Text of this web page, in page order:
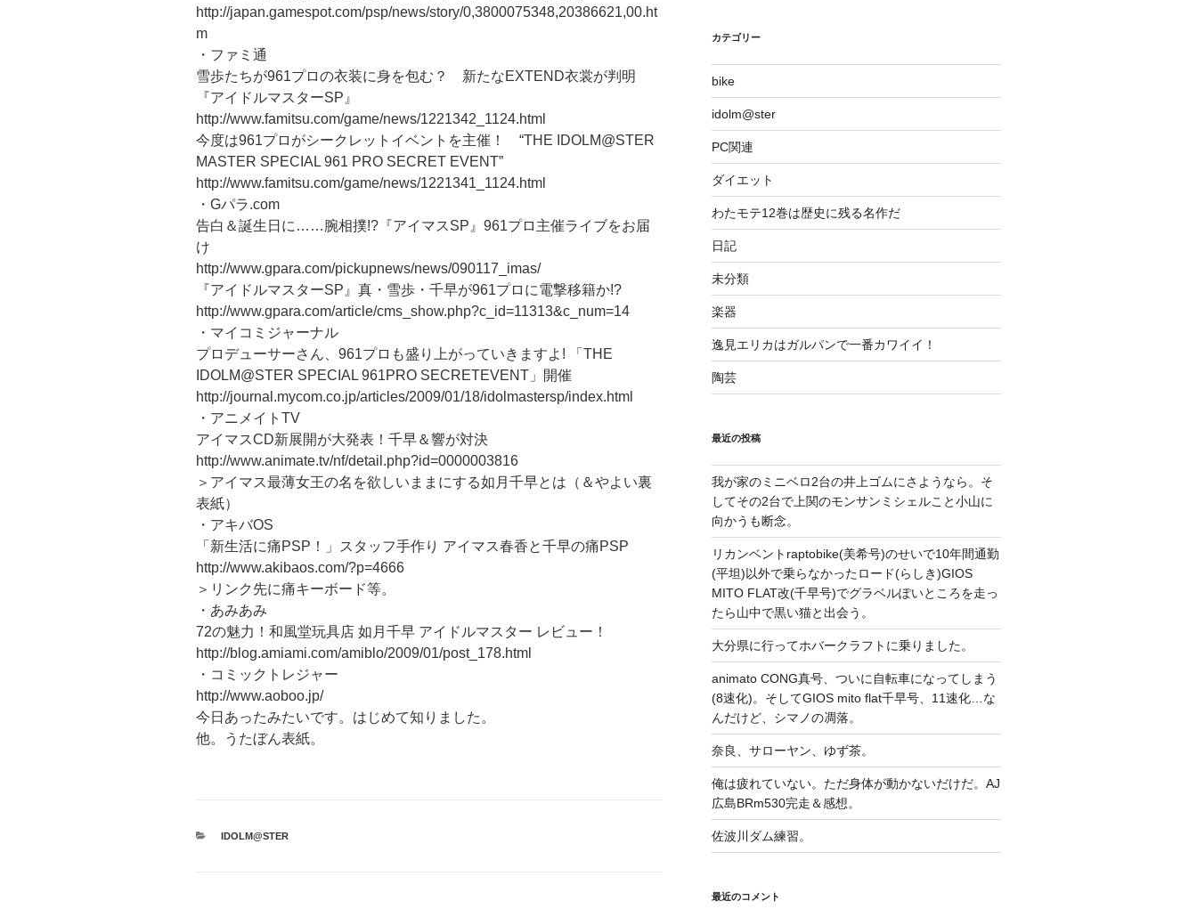
http://japan.gamespot.com/psp/news/story/0,3800075348,20386621,00.ht
m
・ファミ通
雪歩たちが961プロの衣装に身を包む？ 新たなEXTEND衣裳が判明
『アイドルマスターSP』
http://www.famitsu.com/game/news/1221342_1124.html
今度は961プロがシークレットイベントを主催！ “THE IDOLM@STER
MASTER SPECIAL 961 PRO SECRET EVENT”
http://www.famitsu.com/game/news/1221341_1124.html
・Gパラ.com
告白＆誕生日に……腕相撲!?『アイマスSP』961プロ主催ライブをお届
け
http://www.gpara.com/pickupnews/news/090117_imas/
『アイドルマスターSP』真・雪歩・千早が961プロに電撃移籍か!?
http://www.gpara.com/article/cms_show.php?c_id=11313&c_num=14
・マイコミジャーナル
プロデューサーさん、961プロも盛り上がっていきますよ! 「THE
IDOLM@STER SPECIAL 961PRO SECRETEVENT」開催
http://journal.mycom.co.jp/articles/2009/01/18/idolmastersp/index.html
・アニメイトTV
アイマスCD新展開が大発表！千早＆響が対決
http://www.animate.tv/nf/detail.php?id=0000003816
＞アイマス最薄女王の名を欲しいままにする如月千早とは（＆やよい裏
表紙）
・アキバOS
「新生活に痛PSP！」スタッフ手作り アイマス春香と千早の痛PSP
http://www.akibaos.com/?p=4666
＞リンク先に痛キーボード等。
・あみあみ
72の魅力！和風堂玩具店 如月千早 アイドルマスター レビュー！
http://blog.amiami.com/amiblo/2009/01/post_178.html
・コミックトレジャー
http://www.aoboo.jp/
今日あったみたいです。はじめて知りました。
他。うたぼん表紙。
カIDOLM@STER
カテゴリー
bike
idolm@ster
PC関連
ダイエット
わたモテ12巻は歴史に残る名作だ
日記
未分類
楽器
逸見エリカはガルパンで一番カワイイ！
陶芸
最近の投稿
我が家のミニベロ2台の井上ゴムにさようなら。そ
してその2台で上関のモンサンミシェルこと小山に
向かうも断念。
リカンベントraptobike(美希号)のせいで10年間通勤
(平坦)以外で乗らなかったロード(らしき)GIOS
MITO FLAT改(千早号)でグラベルぽいところを走っ
たら山中で黒い猫と出会う。
大分県に行ってホバークラフトに乗りました。
animato CONG真号、ついに自転車になってしまう
(8速化)。そしてGIOS mito flat千早号、11速化…な
んだけど、シマノの凋落。
奈良、サローヤン、ゆず茶。
俺は疲れていない。ただ身体が動かないだけだ。AJ
広島BRm530完走＆感想。
佐波川ダム練習。
最近のコメント